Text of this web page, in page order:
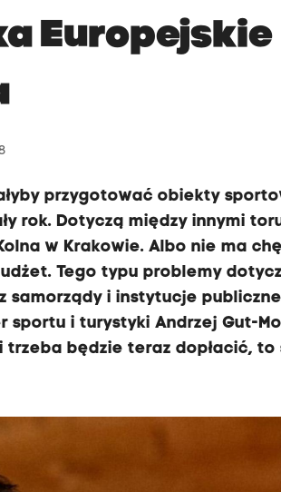
Europejskie
przygotować obiekty
rok. Dotyczą między innymi
w Krakowie. Albo nie ma
Tego typu problemy
i instytucje
sportu i turystyki Andrzej Gut-
trzeba będzie teraz dopłacić, to